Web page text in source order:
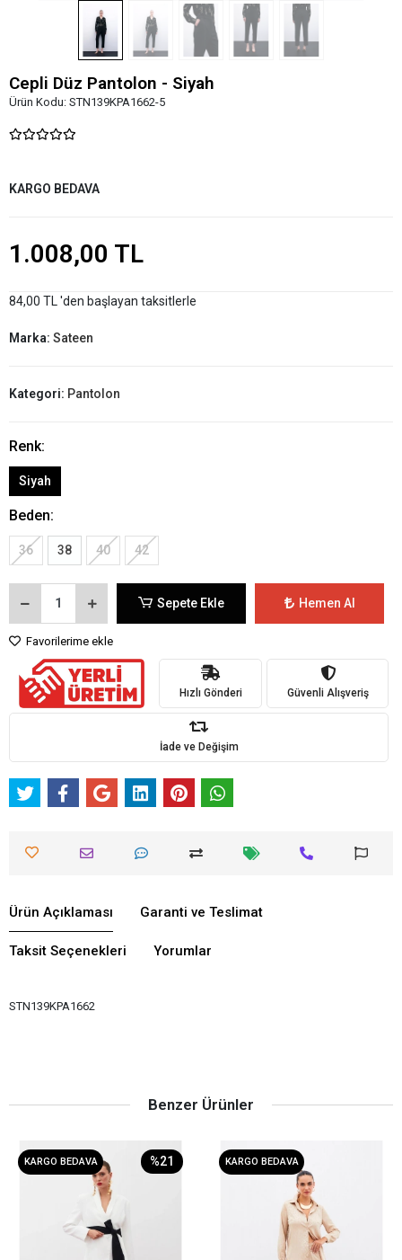
Cepli Düz Pantolon - Siyah
Ürün Kodu: STN139KPA1662-5
KARGO BEDAVA
1.008,00 TL
84,00 TL 'den başlayan taksitlerle
Marka: Sateen
Kategori: Pantolon
Renk:
Siyah
Beden:
36 38 40 42
Sepete Ekle Hemen Al
Favorilerime ekle
Hızlı Gönderi Güvenli Alışveriş
İade ve Değişim
Ürün Açıklaması Garanti ve Teslimat
Taksit Seçenekleri Yorumlar
STN139KPA1662
Benzer Ürünler
KARGO BEDAVA %21 KARGO BEDAVA